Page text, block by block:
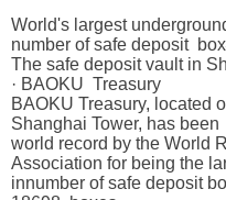
World's largest
number of safe deposit box
The safe deposit vault in
· BAOKU Treasury
BAOKU Treasury, located
Shanghai Tower, has
world record by the World
Association for being the
innumber of safe deposit